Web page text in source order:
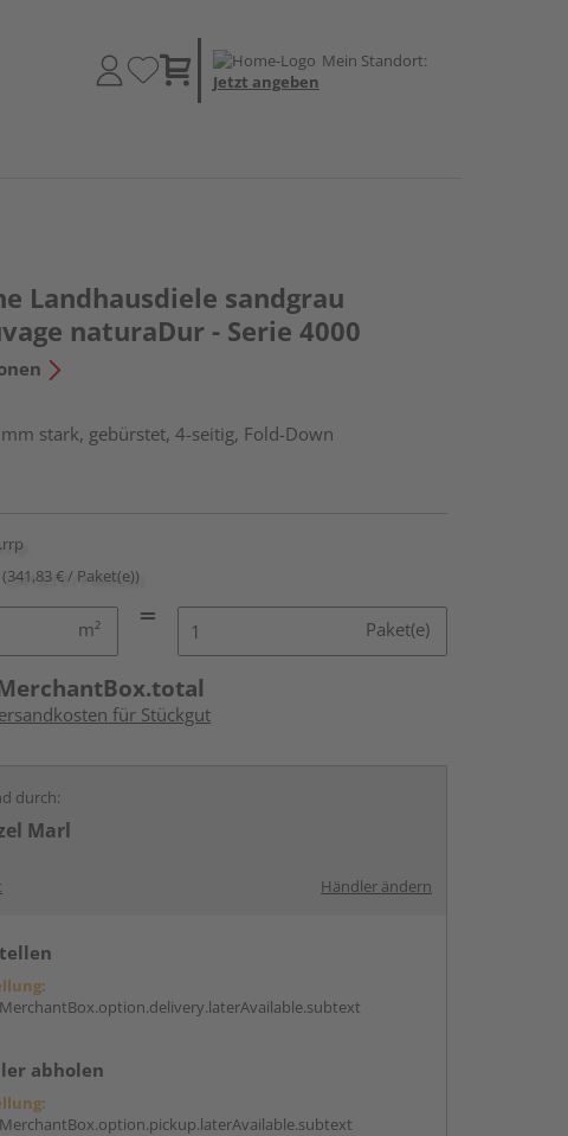
Mein Standort:
Jetzt angeben
Landhausdiele sandgrau
naturaDur - Serie 4000
stark, gebürstet, 4-seitig, Fold-Down
(341,83 € / Paket(e))
m² Paket(e)
für Stückgut
durch:
Marl
Händler ändern
abholen